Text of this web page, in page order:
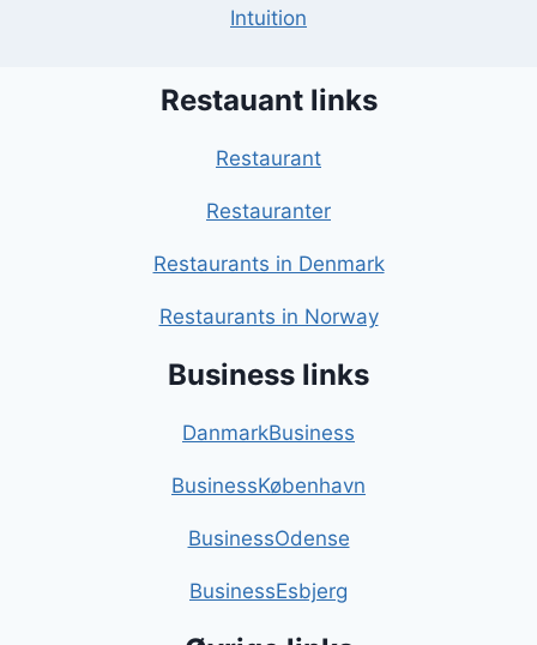
Intuition
Restauant links
Restaurant
Restauranter
Restaurants in Denmark
Restaurants in Norway
Business links
DanmarkBusiness
BusinessKøbenhavn
BusinessOdense
BusinessEsbjerg